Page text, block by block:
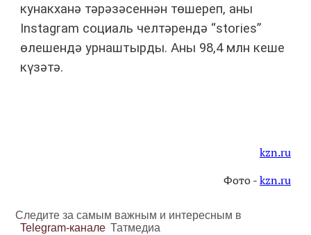
кунакханә тәрәзәсеннән төшереп, аны
Instagram социаль челтәрендә “stories”
өлешендә урнаштырды. Аны 98,4 млн кеше
күзәтә.
kzn.ru
Фото -kzn.ru
Следите за самым важным и интересным в
Telegram-канале Татмедиа